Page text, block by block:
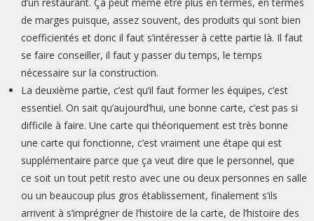
de marges puisque, assez souvent, des produits qui sont bien
coefficientés et donc il faut s’intéresser à cette partie là. Il faut
se faire conseiller, il faut y passer du temps, le temps
nécessaire sur la construction.
La deuxième partie, c’est qu’il faut former les équipes, c’est
essentiel. On sait qu’aujourd’hui, une bonne carte, c’est pas si
difficile à faire. Une carte qui théoriquement est très bonne
une carte qui fonctionne, c’est vraiment une étape qui est
supplémentaire parce que ça veut dire que le personnel, que
ce soit un tout petit resto avec une ou deux personnes en salle
ou un beaucoup plus gros établissement, finalement s’ils
arrivent à s’imprégner de l’histoire de la carte, de l’histoire des